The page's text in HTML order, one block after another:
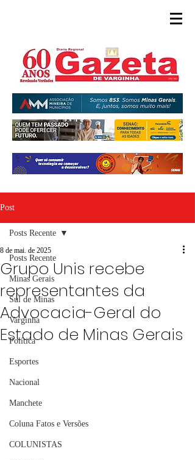
Post
Posts Recente
Minas Gerais
Sul de Minas
Varginha
Política
Esportes
Nacional
Manchete
Coluna Fatos e Versões
COLUNISTAS
Posts Recente
Grupo Unis recebe
representantes da
Advocacia-Geral do
Estado de Minas Gerais
8 de mai. de 2025